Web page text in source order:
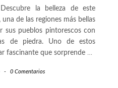
la belleza de este
de las regiones más bellas
sus pueblos pintorescos con
de piedra. Uno de estos
fascinante que sorprende …
- 0 Comentarios